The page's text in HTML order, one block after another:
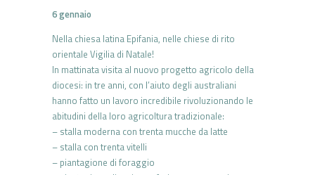
6 gennaio
Nella chiesa latina Epifania, nelle chiese di rito
orientale Vigilia di Natale!
In mattinata visita al nuovo progetto agricolo della
diocesi: in tre anni, con l’aiuto degli australiani
hanno fatto un lavoro incredibile rivoluzionando le
abitudini della loro agricoltura tradizionale:
– stalla moderna con trenta mucche da latte
– stalla con trenta vitelli
– piantagione di foraggio